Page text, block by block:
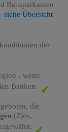
Bausparkassen
siehe Übersicht
der
- wenn
Banken.
die
(Zins,